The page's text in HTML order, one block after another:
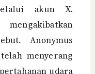
akun X.
Anonymus
menyerang
udara